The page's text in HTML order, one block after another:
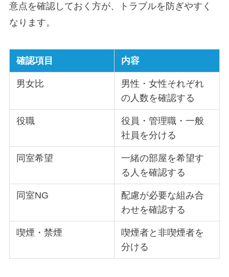
意点を確認しておく方が、トラブルを防ぎやすく
なります。
確認項目 内容
男女比
男性・女性それぞれ
の人数を確認する
役職
役員・管理職・一般
社員を分ける
同室希望
一緒の部屋を希望す
る人を確認する
同室NG
配慮が必要な組み合
わせを確認する
喫煙・禁煙
喫煙者と非喫煙者を
分ける